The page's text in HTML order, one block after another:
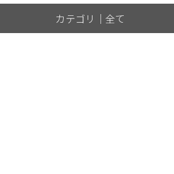
カテゴリ｜全て